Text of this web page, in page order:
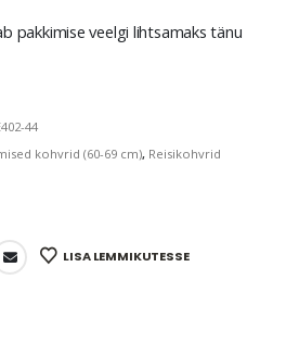
pakkimise veelgi lihtsamaks tänu
44
kohvrid (60-69 cm), Reisikohvrid
LISA LEMMIKUTESSE